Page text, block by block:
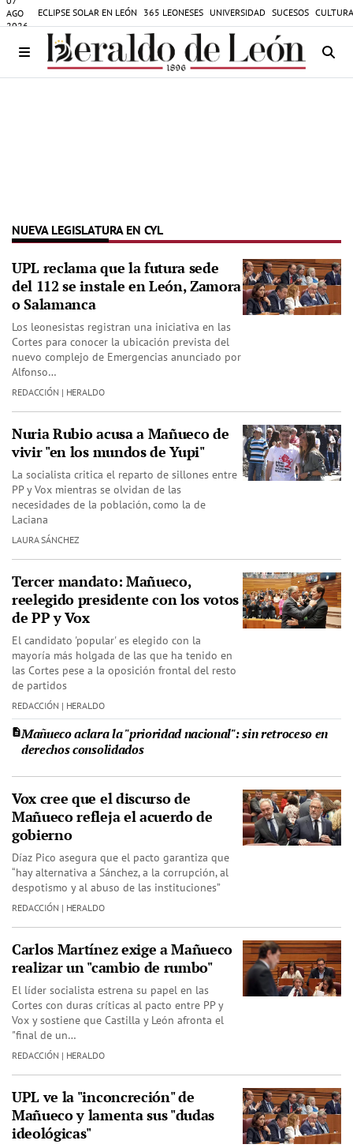
AGO
2026
ECLIPSE SOLAR EN LEÓN 365 LEONESES UNIVERSIDAD SUCESOS
NUEVA LEGISLATURA EN CYL
UPL reclama que la futura sede
del 112 se instale en León, Zamora
o Salamanca
Los leonesistas registran una iniciativa en las
Cortes para conocer la ubicación prevista del
nuevo complejo de Emergencias anunciado por
Alfonso…
REDACCIÓN | HERALDO
Nuria Rubio acusa a Mañueco de
vivir "en los mundos de Yupi"
La socialista critica el reparto de sillones entre
PP y Vox mientras se olvidan de las
necesidades de la población, como la de
Laciana
LAURA SÁNCHEZ
Tercer mandato: Mañueco,
reelegido presidente con los votos
de PP y Vox
El candidato 'popular' es elegido con la
mayoría más holgada de las que ha tenido en
las Cortes pese a la oposición frontal del resto
de partidos
REDACCIÓN | HERALDO
Mañueco aclara la "prioridad nacional": sin retroceso en
derechos consolidados
Vox cree que el discurso de
Mañueco refleja el acuerdo de
gobierno
Díaz Pico asegura que el pacto garantiza que
“hay alternativa a Sánchez, a la corrupción, al
despotismo y al abuso de las instituciones”
REDACCIÓN | HERALDO
Carlos Martínez exige a Mañueco
realizar un "cambio de rumbo"
El líder socialista estrena su papel en las
Cortes con duras críticas al pacto entre PP y
Vox y sostiene que Castilla y León afronta el
"final de un…
REDACCIÓN | HERALDO
UPL ve la "inconcreción" de
Mañueco y lamenta sus "dudas
ideológicas"